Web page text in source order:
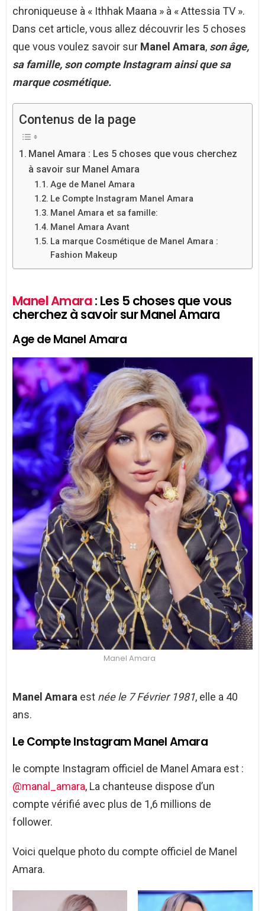
chroniqueuse à « Ithhak Maana » à « Attessia TV ».
Dans cet article, vous allez découvrir les 5 choses
que vous voulez savoir sur Manel Amara, son âge,
sa famille, son compte Instagram ainsi que sa
marque cosmétique.
Contenus de la page
Manel Amara : Les 5 choses que vous cherchez
à savoir sur Manel Amara
Age de Manel Amara
Le Compte Instagram Manel Amara
Manel Amara et sa famille:
Manel Amara Avant
La marque Cosmétique de Manel Amara :
Fashion Makeup
Manel Amara : Les 5 choses que vous
cherchez à savoir sur Manel Amara
Age de Manel Amara
Manel Amara
Manel Amara est née le 7 Février 1981, elle a 40
ans.
Le Compte Instagram Manel Amara
le compte Instagram officiel de Manel Amara est :
@manal_amara, La chanteuse dispose d’un
compte vérifié avec plus de 1,6 millions de
follower.
Voici quelque photo du compte officiel de Manel
Amara.